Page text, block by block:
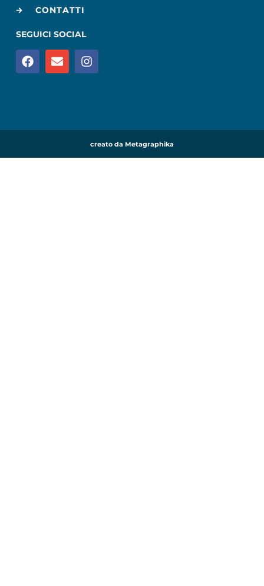
CONTATTI
SEGUICI SOCIAL
creato da Metagraphika